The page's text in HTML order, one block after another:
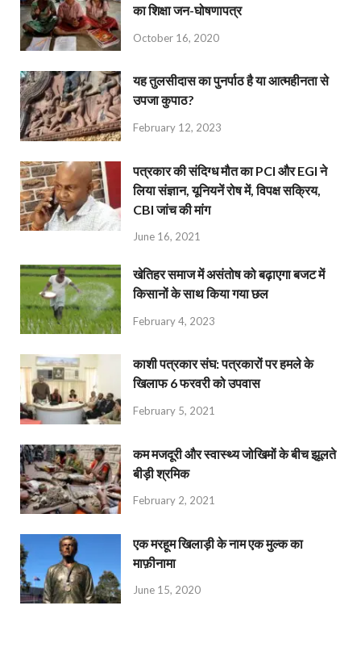
का शिक्षा जन-घोषणापत्र
October 16, 2020
यह तुलसीदास का पुनर्पाठ है या आत्महीनता से
उपजा कुपाठ?
February 12, 2023
पत्रकार की संदिग्ध मौत का PCI और EGI ने
लिया संज्ञान, यूनियनें रोष में, विपक्ष सक्रिय,
CBI जांच की मांग
June 16, 2021
खेतिहर समाज में असंतोष को बढ़ाएगा बजट में
किसानों के साथ किया गया छल
February 4, 2023
काशी पत्रकार संघ: पत्रकारों पर हमले के
खिलाफ 6 फरवरी को उपवास
February 5, 2021
कम मजदूरी और स्वास्थ्य जोखिमों के बीच झूलते
बीड़ी श्रमिक
February 2, 2021
एक मरहूम खिलाड़ी के नाम एक मुल्क का
माफ़ीनामा
June 15, 2020